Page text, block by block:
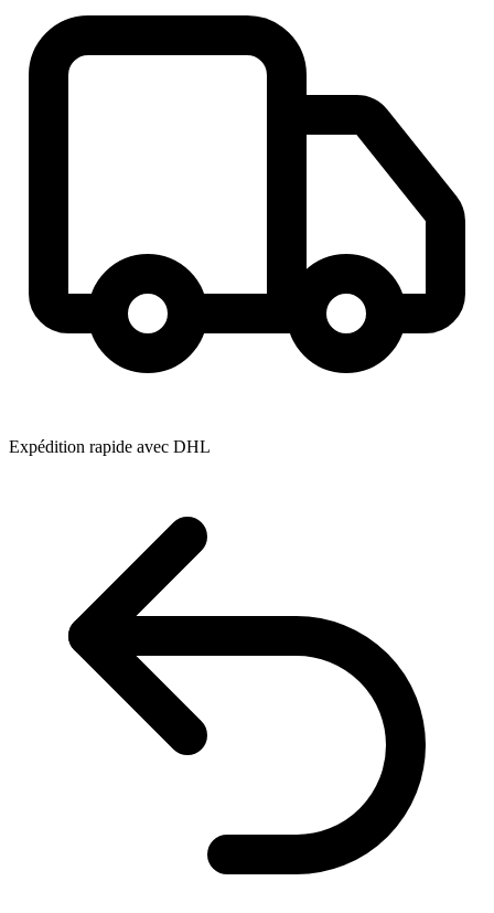
Expédition rapide avec DHL